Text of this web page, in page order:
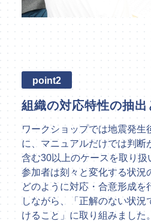
point2
組織の対応特性の抽出
ワークショップでは地震発生
に、マニュアルだけでは判断
含む30以上のケースを取り扱
参加者は刻々と変化する状況
どのように対応・合意形成を
しながら、「正解のない状況
けること」に取り組みました